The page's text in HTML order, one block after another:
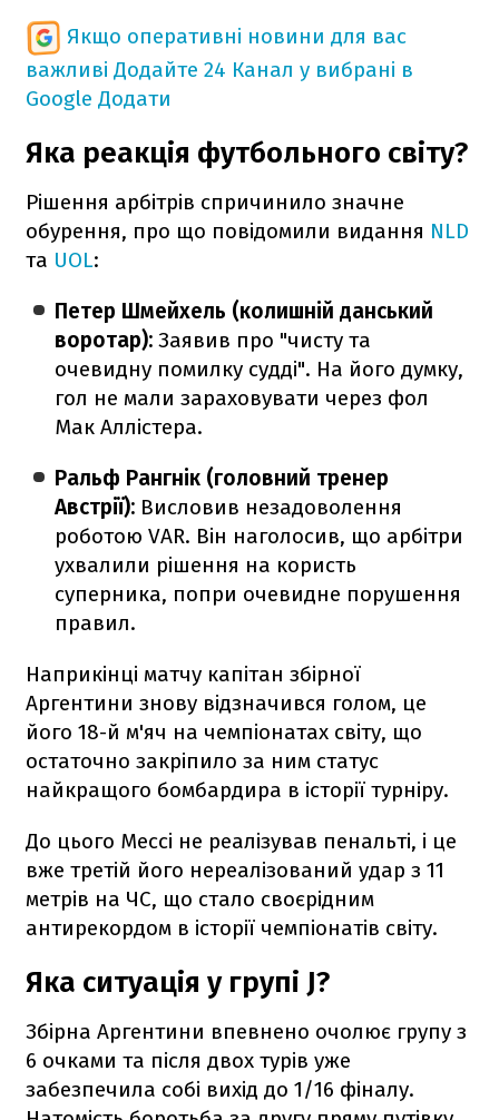
Якщо оперативні новини для вас
важливі Додайте 24 Канал у вибрані в
Google Додати
Яка реакція футбольного світу?
Рішення арбітрів спричинило значне
обурення, про що повідомили видання NLD
та UOL:
Петер Шмейхель (колишній данський
воротар):Заявив про "чисту та
очевидну помилку судді". На його думку,
гол не мали зараховувати через фол
Мак Аллістера.
Ральф Рангнік (головний тренер
Австрії): Висловив незадоволення
роботою VAR. Він наголосив, що арбітри
ухвалили рішення на користь
суперника, попри очевидне порушення
правил.
Наприкінці матчу капітан збірної
Аргентини знову відзначився голом, це
його 18-й м'яч на чемпіонатах світу, що
остаточно закріпило за ним статус
найкращого бомбардира в історії турніру.
До цього Мессі не реалізував пенальті, і це
вже третій його нереалізований удар з 11
метрів на ЧС, що стало своєрідним
антирекордом в історії чемпіонатів світу.
Яка ситуація у групі J?
Збірна Аргентини впевнено очолює групу з
6 очками та після двох турів уже
забезпечила собі вихід до 1/16 фіналу.